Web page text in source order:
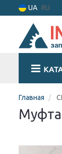
UA RU
Главная